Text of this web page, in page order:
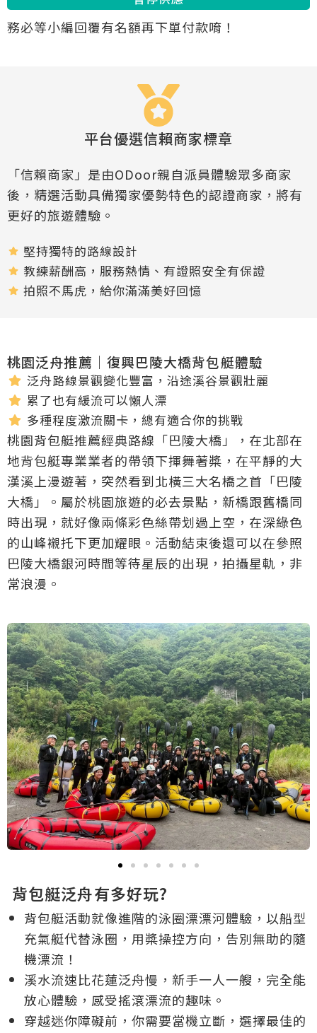
務必等小編回覆有名額再下單付款唷！
平台優選信賴商家標章
「信賴商家」是由ODoor親自派員體驗眾多商家
後，精選活動具備獨家優勢特色的認證商家，將有
更好的旅遊體驗。
堅持獨特的路線設計
教練薪酬高，服務熱情、有證照安全有保證
拍照不馬虎，給你滿滿美好回憶
桃園泛舟推薦｜復興巴陵大橋背包艇體驗
泛舟路線景觀變化豐富，沿途溪谷景觀壯麗
累了也有緩流可以懶人漂
多種程度激流關卡，總有適合你的挑戰
桃園背包艇推薦經典路線「巴陵大橋」，在北部在
地背包艇專業業者的帶領下揮舞著槳，在平靜的大
漢溪上漫遊著，突然看到北橫三大名橋之首「巴陵
大橋」。屬於桃園旅遊的必去景點，新橋跟舊橋同
時出現，就好像兩條彩色絲帶划過上空，在深綠色
的山峰襯托下更加耀眼。活動結束後還可以在參照
巴陵大橋銀河時間等待星辰的出現，拍攝星軌，非
常浪漫。
背包艇泛舟有多好玩?
背包艇活動就像進階的泳圈漂漂河體驗，以船型
充氣艇代替泳圈，用槳操控方向，告別無助的隨
機漂流！
溪水流速比花蓮泛舟慢，新手一人一艘，完全能
放心體驗，感受搖滾漂流的趣味。
穿越迷你障礙前，你需要當機立斷，選擇最佳的